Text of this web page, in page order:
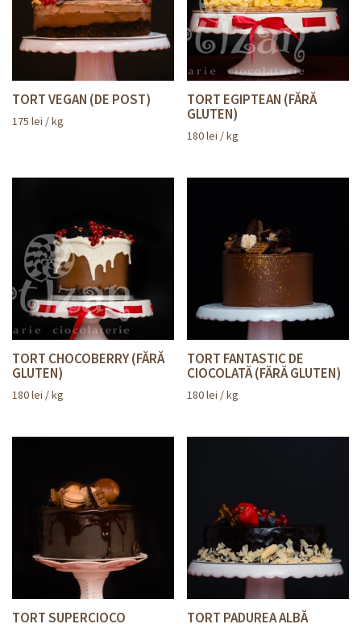
TORT VEGAN (DE POST)
175 lei / kg
TORT EGIPTEAN (FĂRĂ
GLUTEN)
180lei / kg
TORT CHOCOBERRY (FĂRĂ
GLUTEN)
180lei / kg
TORT FANTASTIC DE
CIOCOLATĂ (FĂRĂ GLUTEN)
180lei / kg
TORT SUPERCIOCO TORT PADUREA ALBĂ